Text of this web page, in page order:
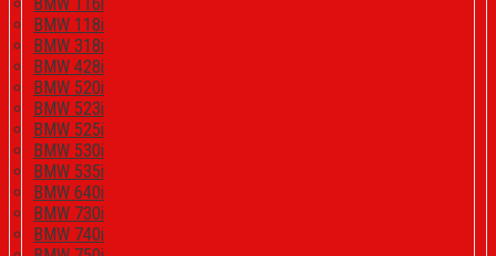
BMW 118i
BMW 318i
BMW 428i
BMW 520i
BMW 523i
BMW 525i
BMW 530i
BMW 535i
BMW 640i
BMW 730i
BMW 740i